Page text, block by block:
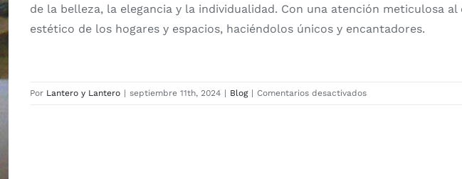
de la belleza, la elegancia y la individualidad. Con una atención meticulosa
estético de los hogares y espacios, haciéndolos únicos y encantadores.
Por Lantero y Lantero | septiembre 11th, 2024 | Blog | Comentarios desactivadosen